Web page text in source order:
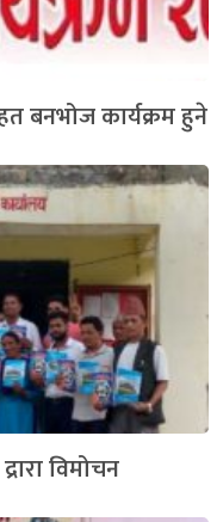
बनभोज कार्यक्रम हुने
विमोचन